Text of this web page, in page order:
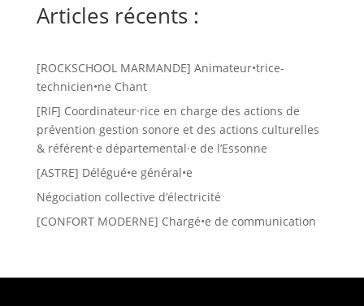
Articles récents :
[ROCKSCHOOL MARMANDE] Animateur•trice-
technicien•ne Chant
[RIF] Coordinateur·rice en charge des actions de
prévention gestion sonore et des actions culturelles
& référent·e départemental·e de l’Essonne
[ASTRE] Délégué•e général•e
Négociation collective d’électricité
[CONFORT MODERNE] Chargé•e de communication